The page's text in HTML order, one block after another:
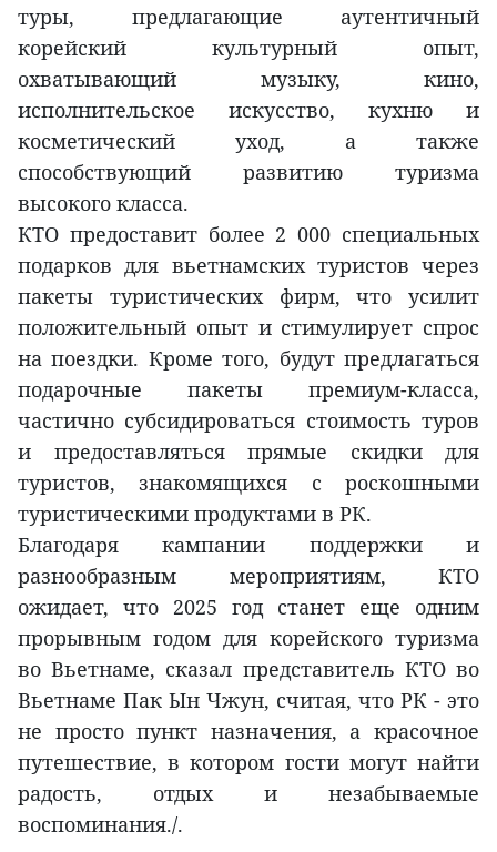
туры, предлагающие аутентичный
корейский культурный опыт,
охватывающий музыку, кино,
исполнительское искусство, кухню и
косметический уход, а также
способствующий развитию туризма
высокого класса.
КТО предоставит более 2 000 специальных
подарков для вьетнамских туристов через
пакеты туристических фирм, что усилит
положительный опыт и стимулирует спрос
на поездки. Кроме того, будут предлагаться
подарочные пакеты премиум-класса,
частично субсидироваться стоимость туров
и предоставляться прямые скидки для
туристов, знакомящихся с роскошными
туристическими продуктами в РК.
Благодаря кампании поддержки и
разнообразным мероприятиям, КТО
ожидает, что 2025 год станет еще одним
прорывным годом для корейского туризма
во Вьетнаме, сказал представитель КТО во
Вьетнаме Пак Ын Чжун, считая, что РК - это
не просто пункт назначения, а красочное
путешествие, в котором гости могут найти
радость, отдых и незабываемые
воспоминания./.